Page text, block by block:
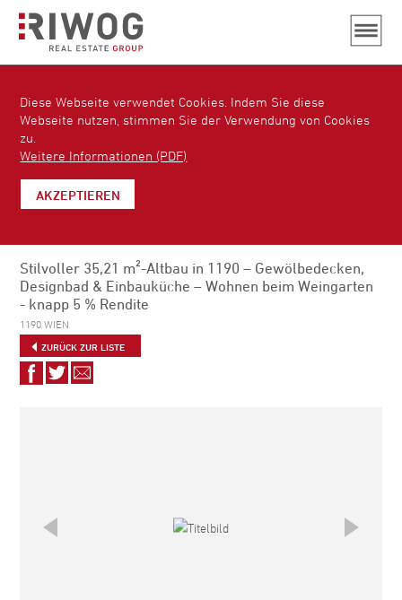
Diese Webseite verwendet Cookies. Indem Sie diese
Webseite nutzen, stimmen Sie der Verwendung von Cookies
zu.
Weitere Informationen (PDF)
AKZEPTIEREN
Stilvoller 35,21 m²-Altbau in 1190 – Gewölbedecken,
Designbad & Einbauküche – Wohnen beim Weingarten
- knapp 5 % Rendite
1190 WIEN
ZURÜCK ZUR LISTE
Auf
Facebook
Auf
Twitter
Via
E-